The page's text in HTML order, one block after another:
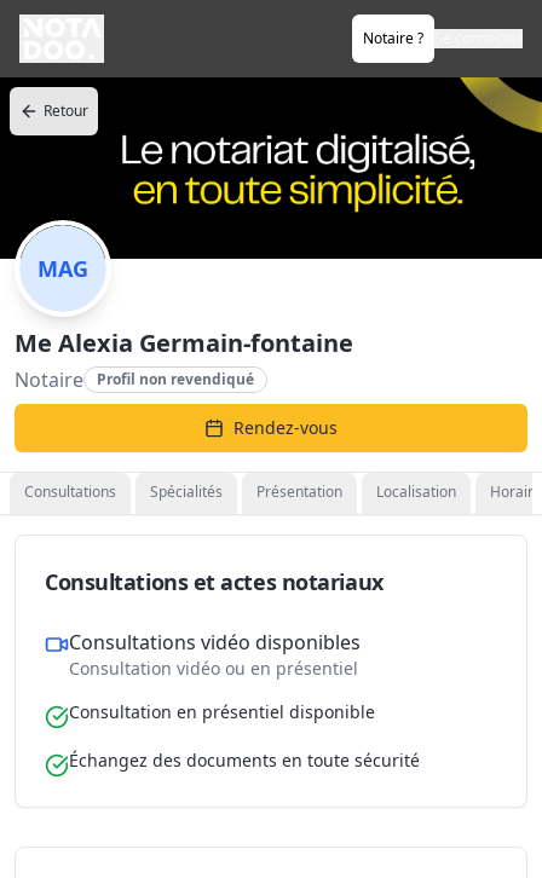
Notaire ?
Retour
MAG
Me Alexia Germain-fontaine
Notaire Profil non revendiqué
Rendez-vous
Consultations Spécialités Présentation Localisation
Consultations et actes notariaux
Consultations vidéo disponibles
Consultation vidéo ou en présentiel
Consultation en présentiel disponible
Échangez des documents en toute sécurité